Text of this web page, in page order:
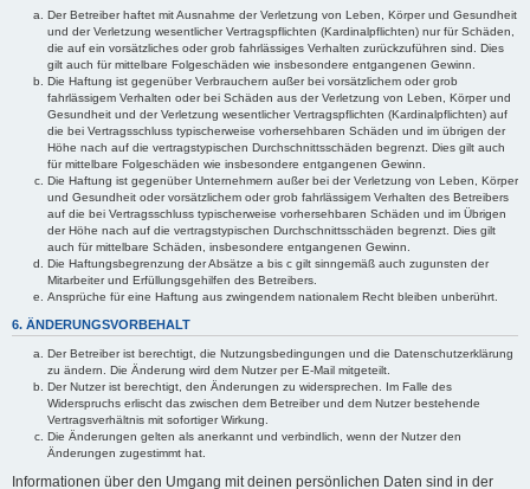
Der Betreiber haftet mit Ausnahme der Verletzung von Leben, Körper und Gesundheit
und der Verletzung wesentlicher Vertragspflichten (Kardinalpflichten) nur für Schäden,
die auf ein vorsätzliches oder grob fahrlässiges Verhalten zurückzuführen sind. Dies
gilt auch für mittelbare Folgeschäden wie insbesondere entgangenen Gewinn.
Die Haftung ist gegenüber Verbrauchern außer bei vorsätzlichem oder grob
fahrlässigem Verhalten oder bei Schäden aus der Verletzung von Leben, Körper und
Gesundheit und der Verletzung wesentlicher Vertragspflichten (Kardinalpflichten) auf
die bei Vertragsschluss typischerweise vorhersehbaren Schäden und im übrigen der
Höhe nach auf die vertragstypischen Durchschnittsschäden begrenzt. Dies gilt auch
für mittelbare Folgeschäden wie insbesondere entgangenen Gewinn.
Die Haftung ist gegenüber Unternehmern außer bei der Verletzung von Leben, Körper
und Gesundheit oder vorsätzlichem oder grob fahrlässigem Verhalten des Betreibers
auf die bei Vertragsschluss typischerweise vorhersehbaren Schäden und im Übrigen
der Höhe nach auf die vertragstypischen Durchschnittsschäden begrenzt. Dies gilt
auch für mittelbare Schäden, insbesondere entgangenen Gewinn.
Die Haftungsbegrenzung der Absätze a bis c gilt sinngemäß auch zugunsten der
Mitarbeiter und Erfüllungsgehilfen des Betreibers.
Ansprüche für eine Haftung aus zwingendem nationalem Recht bleiben unberührt.
6. ÄNDERUNGSVORBEHALT
Der Betreiber ist berechtigt, die Nutzungsbedingungen und die Datenschutzerklärung
zu ändern. Die Änderung wird dem Nutzer per E-Mail mitgeteilt.
Der Nutzer ist berechtigt, den Änderungen zu widersprechen. Im Falle des
Widerspruchs erlischt das zwischen dem Betreiber und dem Nutzer bestehende
Vertragsverhältnis mit sofortiger Wirkung.
Die Änderungen gelten als anerkannt und verbindlich, wenn der Nutzer den
Änderungen zugestimmt hat.
Informationen über den Umgang mit deinen persönlichen Daten sind in der